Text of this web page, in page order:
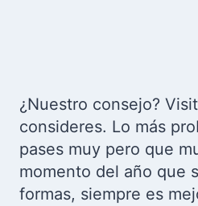
¿Nuestro consejo?
consideres. Lo más
pases muy pero que
momento del año que
formas, siempre es